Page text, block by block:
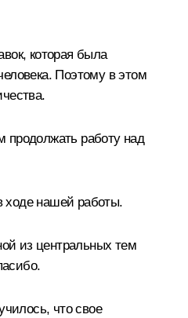
которая была
Поэтому в этом
продолжать работу над
ходе нашей работы.
из центральных тем
что свое